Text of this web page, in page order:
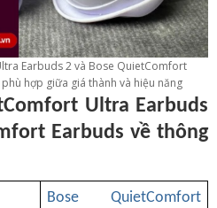
Earbuds 2 và Bose QuietComfort
hợp giữa giá thành và hiệu năng
Ultra Earbuds
Earbuds về thông
Bose QuietComfort